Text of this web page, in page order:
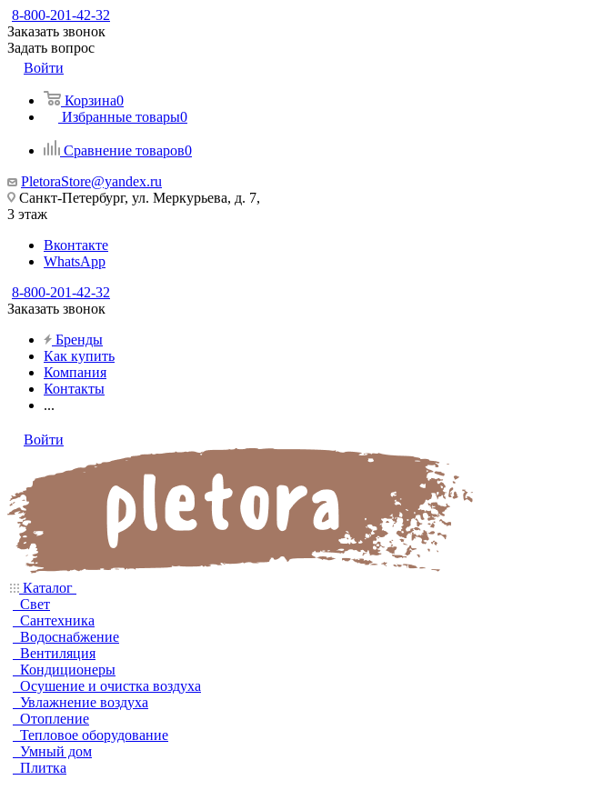
8-800-201-42-32
Заказать звонок
Задать вопрос
Войти
Корзина0
Избранные товары0
Сравнение товаров0
PletoraStore@yandex.ru
Санкт-Петербург, ул. Меркурьева, д. 7,
3 этаж
Вконтакте
WhatsApp
8-800-201-42-32
Заказать звонок
Бренды
Как купить
Компания
Контакты
...
Войти
Каталог
Свет
Сантехника
Водоснабжение
Вентиляция
Кондиционеры
Осушение и очистка воздуха
Увлажнение воздуха
Отопление
Тепловое оборудование
Умный дом
Плитка